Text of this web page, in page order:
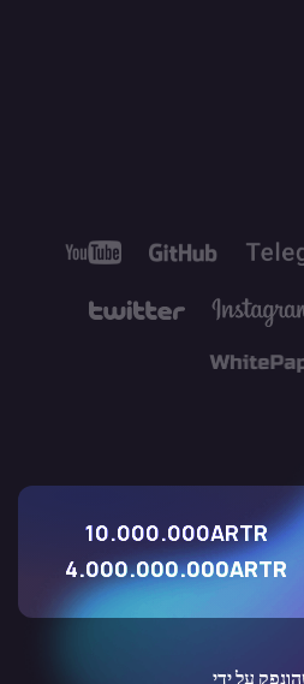
10.000.000ARTR
4.000.000.000ARTR